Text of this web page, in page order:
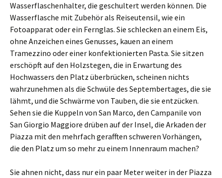
Wasserflaschenhalter, die geschultert werden können. Die
Wasserflasche mit Zubehör als Reiseutensil, wie ein
Fotoapparat oder ein Fernglas. Sie schlecken an einem Eis,
ohne Anzeichen eines Genusses, kauen an einem
Tramezzino oder einer konfektionierten Pasta. Sie sitzen
erschöpft auf den Holzstegen, die in Erwartung des
Hochwassers den Platz überbrücken, scheinen nichts
wahrzunehmen als die Schwüle des Septembertages, die sie
lähmt, und die Schwärme von Tauben, die sie entzücken.
Sehen sie die Kuppeln von San Marco, den Campanile von
San Giorgio Maggiore drüben auf der Insel, die Arkaden der
Piazza mit den mehrfach gerafften schweren Vorhängen,
die den Platz um so mehr zu einem Innenraum machen?
Sie ahnen nicht, dass nur ein paar Meter weiter in der Piazza